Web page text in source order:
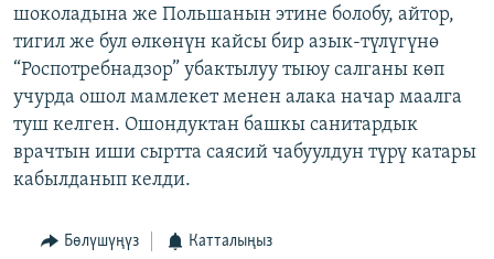
шоколадына же Польшанын этине болобу, айтор,
тигил же бул өлкөнүн кайсы бир азык-түлүгүнө
“Роспотребнадзор” убактылуу тыюу салганы көп
учурда ошол мамлекет менен алака начар маалга
туш келген. Ошондуктан башкы санитардык
врачтын иши сыртта саясий чабуулдун түрү катары
кабылданып келди.
Бөлүшүңүз Катталыңыз